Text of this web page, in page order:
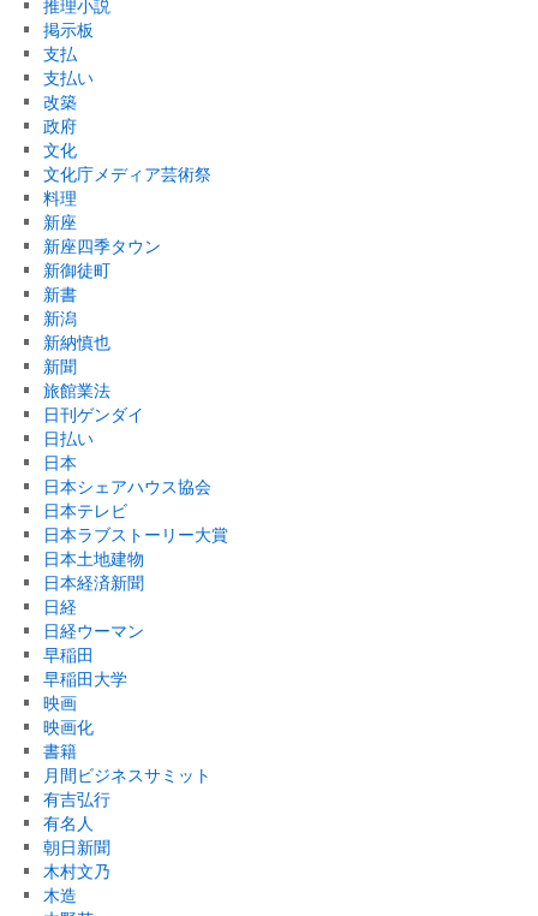
推理小説
掲示板
支払
支払い
改築
政府
文化
文化庁メディア芸術祭
料理
新座
新座四季タウン
新御徒町
新書
新潟
新納慎也
新聞
旅館業法
日刊ゲンダイ
日払い
日本
日本シェアハウス協会
日本テレビ
日本ラブストーリー大賞
日本土地建物
日本経済新聞
日経
日経ウーマン
早稲田
早稲田大学
映画
映画化
書籍
月間ビジネスサミット
有吉弘行
有名人
朝日新聞
木村文乃
木造